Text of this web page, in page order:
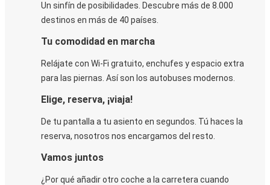
Un sinfín de posibilidades. Descubre más de 8.000
destinos en más de 40 países.
Tu comodidad en marcha
Relájate con Wi-Fi gratuito, enchufes y espacio extra
para las piernas. Así son los autobuses modernos.
Elige, reserva, ¡viaja!
De tu pantalla a tu asiento en segundos. Tú haces la
reserva, nosotros nos encargamos del resto.
Vamos juntos
¿Por qué añadir otro coche a la carretera cuando